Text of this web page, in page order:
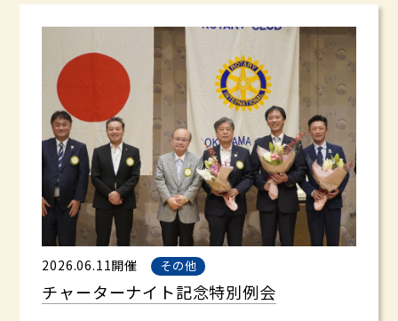
2026.06.11開催 その他
チャーターナイト記念特別例会